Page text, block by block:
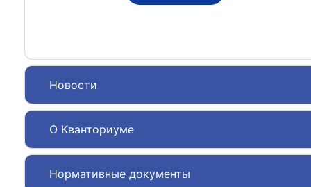
Новости
О Кванториуме
Нормативные документы